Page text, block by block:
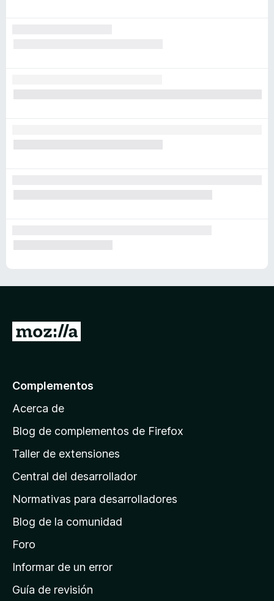
p
á
n
a
e
i
n
c
Complementos
Acerca de
Blog de complementos de Firefox
Taller de extensiones
Central del desarrollador
Normativas para desarrolladores
Blog de la comunidad
Foro
Informar de un error
Guía de revisión